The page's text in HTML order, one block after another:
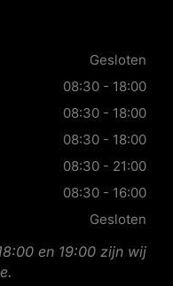
Gesloten
08:30 - 18:00
08:30 - 18:00
08:30 - 18:00
08:30 - 21:00
08:30 - 16:00
Gesloten
en 19:00 zijn wij